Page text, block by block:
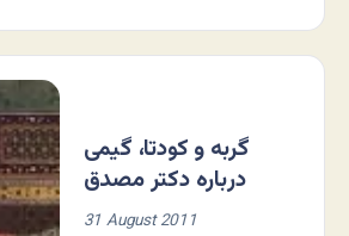
گربه و کودتا، گیمی
درباره دکتر مصدق
31 August 2011